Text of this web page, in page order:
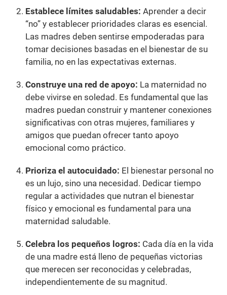
Establece límites saludables: Aprender a decir
“no” y establecer prioridades claras es esencial.
Las madres deben sentirse empoderadas para
tomar decisiones basadas en el bienestar de su
familia, no en las expectativas externas.
Construye una red de apoyo: La maternidad no
debe vivirse en soledad. Es fundamental que las
madres puedan construir y mantener conexiones
significativas con otras mujeres, familiares y
amigos que puedan ofrecer tanto apoyo
emocional como práctico.
Prioriza el autocuidado: El bienestar personal no
es un lujo, sino una necesidad. Dedicar tiempo
regular a actividades que nutran el bienestar
físico y emocional es fundamental para una
maternidad saludable.
Celebra los pequeños logros: Cada día en la vida
de una madre está lleno de pequeñas victorias
que merecen ser reconocidas y celebradas,
independientemente de su magnitud.